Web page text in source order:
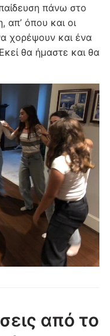
πάνω στο
όπου και οι
χορέψουν και ένα
θα ήμαστε και θα
από το